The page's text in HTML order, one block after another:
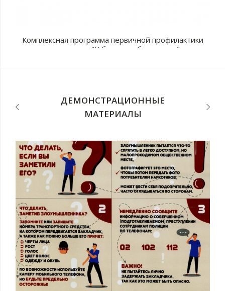
Комплексная программа первичной профилактики
наркомании "В будущее без рисков"
ДЕМОНСТРАЦИОННЫЕ
МАТЕРИАЛЫ